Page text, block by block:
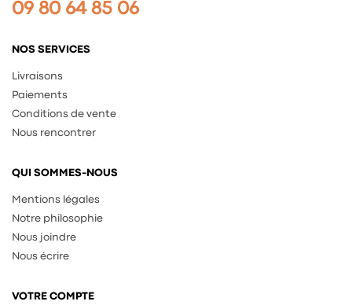
09 80 64 85 06
NOS SERVICES
Livraisons
Paiements
Conditions de vente
Nous rencontrer
QUI SOMMES-NOUS
Mentions légales
Notre philosophie
Nous joindre
Nous écrire
VOTRE COMPTE